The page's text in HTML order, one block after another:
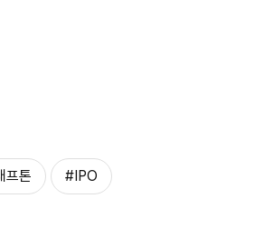
프톤 #IPO